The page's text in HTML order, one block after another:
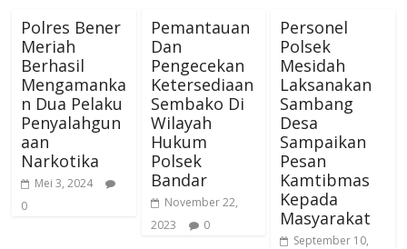
Polres Bener
Meriah
Berhasil
Mengamanka
n Dua Pelaku
Penyalahgun
aan
Narkotika
Mei 3, 2024
0
Pemantauan
Dan
Pengecekan
Ketersediaan
Sembako Di
Wilayah
Hukum
Polsek
Bandar
November 22,
2023
0
Personel
Polsek
Mesidah
Laksanakan
Sambang
Desa
Sampaikan
Pesan
Kamtibmas
Kepada
Masyarakat
September 10,